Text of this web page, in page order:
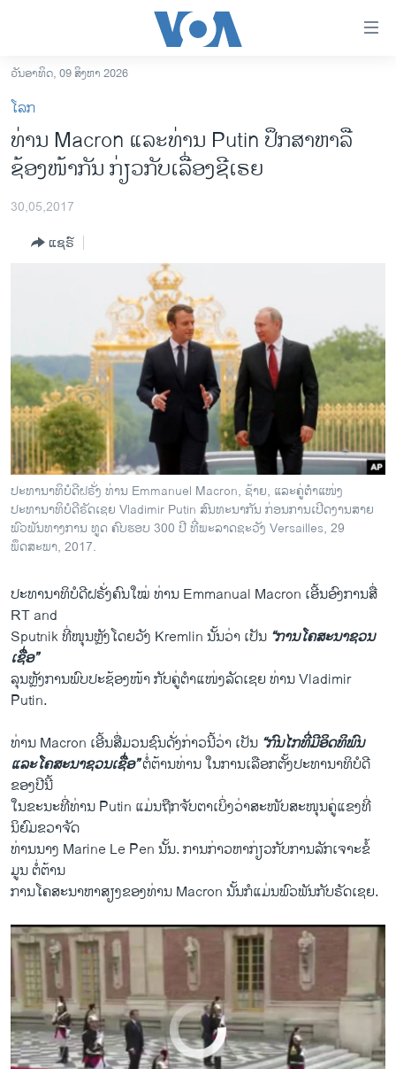
ເຂົ້າ
ຫາ
ຂ້າມ
ຂ້າມ
ຂ້າມ
ຫາ
ລາວ
ອາເມຣິກາ
ການເລືອກຕັ້ງ ປະທານາທີບໍດີ ສະຫະລັດ 2024
ຂ່າວ​ຈີນ
ໂລກ
ອິດສະຫຼະພາບດ້ານການຂ່າວ
ຊີວິດຊາວລາວ
ຊຸມຊົນຊາວລາວ
ວິທະຍາສາດ-ເທັກໂນໂລຈີ
ທຸລະກິດ
ພາສາອັງກິດ
ວີດີໂອ
ສຽງ
ລາຍງານ
ຕິດຕາມພວກເຮົາ ທີ່
ພາສາຕ່າງໆ
ວັນອາທິດ, 09 ສິງຫາ 2026
ໂລກ
ທ່ານ Macron ແລະທ່ານ Putin ປຶກສາຫາລື
ຊ້ອງໜ້າກັນ ກ່ຽວກັບເລື່ອງຊີເຣຍ
30,05,2017
ແຊຣ໌
ປະທານາທິບໍດີຝຣັ່ງ ທ່ານ Emmanuel Macron, ຊ້າຍ, ແລະຄູ່ຕຳແໜ່ງ
ປະທານາທິບໍດີຣັດເຊຍ Vladimir Putin ສົນທະນາກັນ ກ່ອນການເປີດງານສາຍ
ພົວພັນທາງການ ທູດ ຄົບຮອບ 300 ປີ ທີ່ພະລາດຊະວັງ Versailles, 29
ພຶດສະພາ, 2017.
ປະທານາທິບໍດີຝຣັ່ງ​ຄົນ​ໃໝ່ ທ່ານ Emmanual Macron ​ເອີ້ນອົງການ​ສື່
RT and
Sputnik ທີ່​ໜຸນ​ຫຼັງ​ໂດຍວັງ Kremlin ນັ້ນ​ວ່າ ​ເປັນ “ການ​ໂຄສະນາ​ຊວນ​
ເຊື່ອ”
ລຸນຫຼັງການ​ພົບ​ປະຊ້ອງໜ້າ ກັບ​ຄູ່ຕຳແໜ່ງລັດເຊຍ ທ່ານ Vladimir
Putin.
ທ່ານ Macron ​ເອີ້ນ​ສື່ມວນຊົນດັ່ງກ່າວ​ນີ້​ວ່າ ​ເປັນ​ “ກົນ​ໄກ​ທີ່ມີອິດທິພົນ ​
ແລະ​ໂຄສະນາ​ຊວນ​ເຊື່ອ”ຕໍ່ຕ້ານ​ທ່ານ ​ໃນ​ການ​ເລືອກ​ຕັ້ງ​ປະທານາທິບໍດີ​
ຂອງປີ​ນີ້
ໃນ​ຂະນະທີ່​ທ່ານ Putin ​ແມ່ນ​ຖື​ກຈັບ​ຕາ​ເບິ່ງວ່າ​ສະໜັບສະໜຸນຄູ່​ແຂງ​ທີ່​
ນິຍົມ​ຂວາ​ຈັດ
ທ່ານ​ນາງ Marine Le Pen ນັ້ນ. ການກ່າວຫາ​ກ່ຽວກັບການ​ລັກເຈາະຂໍ້​
ມູນ ຕໍ່ຕ້ານ
ການ​ໂຄສະນາ​ຫາ​ສຽງ​ຂອງທ່ານ Macron ນັ້ນກໍ​ແມ່ນ​ພົວພັນ​ກັບຣັດ​ເຊຍ.
EMBED SHARE
French President Holds 'Extremely Frank' Talks With Russia's Putin
byສຽງອາເມຣິກາ ວີໂອເອລາວ
No media source currently available